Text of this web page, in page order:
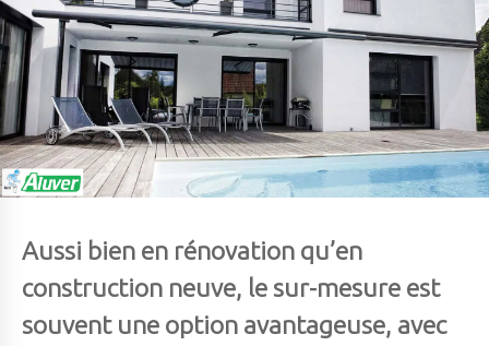
Aussi bien en rénovation qu’en
construction neuve, le sur-mesure est
souvent une option avantageuse, avec